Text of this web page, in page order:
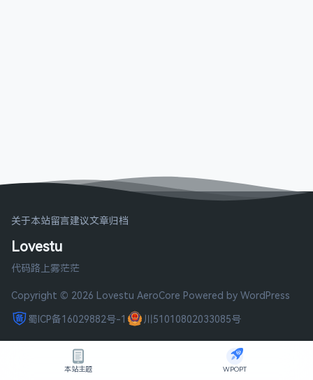
关于本站留言建议文章归档
Lovestu
代码路上雾茫茫
Copyright © 2026 Lovestu AeroCore Powered by WordPress
蜀ICP备16029882号-1
川51010802033085号
本站主题 WPOPT